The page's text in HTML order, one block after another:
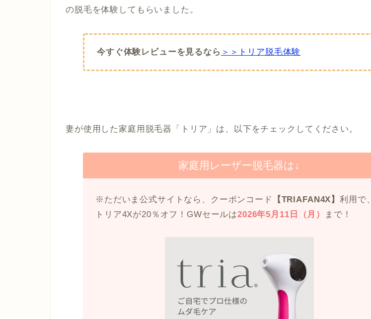
の脱毛を体験してもらいました。
今すぐ体験レビューを見るなら ＞＞トリア脱毛体験
妻が使用した家庭用脱毛器「トリア」は、以下をチェックしてください。
家庭用レーザー脱毛器は↓
※ただいま公式サイトなら、クーポンコード 【TRIAFAN4X】利用で、
トリア4Xが20％オフ！GWセールは2026年5月11日（月） まで！